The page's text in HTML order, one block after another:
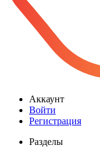
Аккаунт
Войти
Регистрация
Разделы